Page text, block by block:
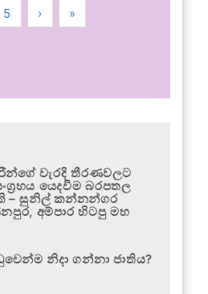
5 › »
වැරදි තීරණවලට
යෙදවීම බරපතල
– සුනිල් කන්නන්ගර
අම්පාර හිටපු මහ
නිදා ගන්නා ජාතිය?